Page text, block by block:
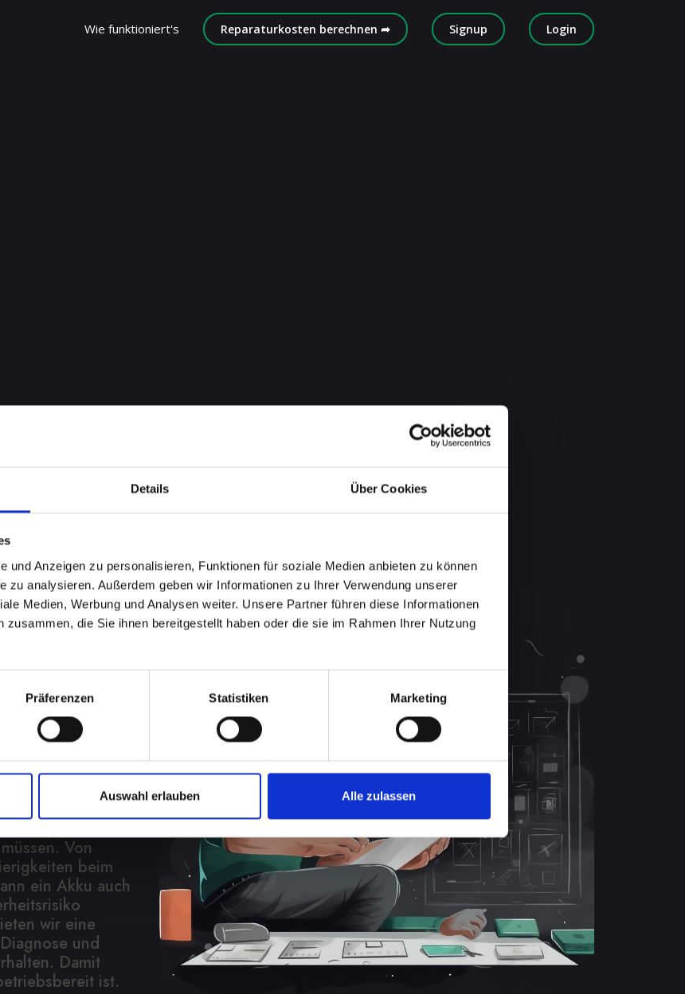
Details Über Cookies
und Anzeigen zu personalisieren, Funktionen für soziale Medien anbieten zu können
zu analysieren. Außerdem geben wir Informationen zu Ihrer Verwendung unserer
Medien, Werbung und Analysen weiter. Unsere Partner führen diese Informationen
zusammen, die Sie ihnen bereitgestellt haben oder die sie im Rahmen Ihrer Nutzung
Präferenzen Statistiken Marketing
Auswahl erlauben Alle zulassen
Wie funktioniert's Reparaturkosten berechnen ➦ Signup Login
PLUS
im-
Sie
IPHONE-14-
wenn
Von
beim
ein Akku auch
wir eine
und
Damit
ist.